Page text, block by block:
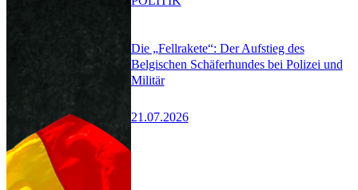
Die „Fellrakete“: Der Aufstieg des
Belgischen Schäferhundes bei Polizei und
Militär
21.07.2026